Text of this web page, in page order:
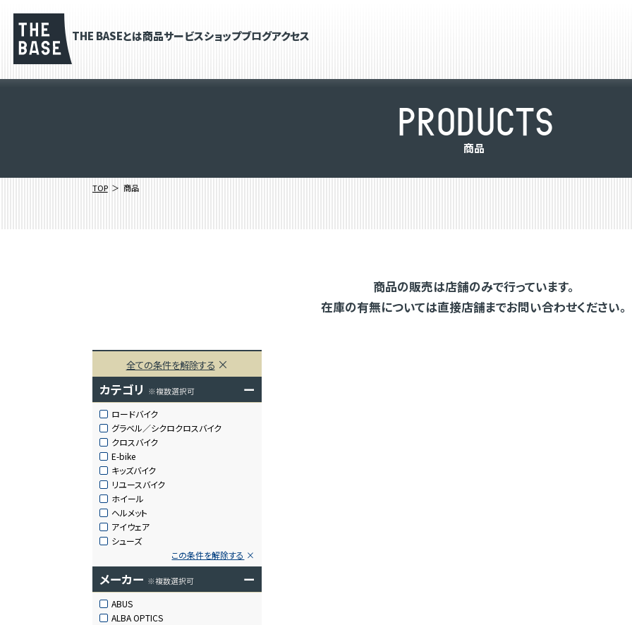
THE BASEとは商品サービスショップブログアクセス
PRODUCTS
商品
TOP 商品
商品の販売は店舗のみで行っています。
在庫の有無については直接店舗までお問い合わせください。
全ての条件を解除する
カテゴリ ※複数選択可 ー
ロードバイク
グラベル／シクロクロスバイク
クロスバイク
E-bike
キッズバイク
リユースバイク
ホイール
ヘルメット
アイウェア
シューズ
この条件を解除する
メーカー ※複数選択可 ー
ABUS
ALBA OPTICS